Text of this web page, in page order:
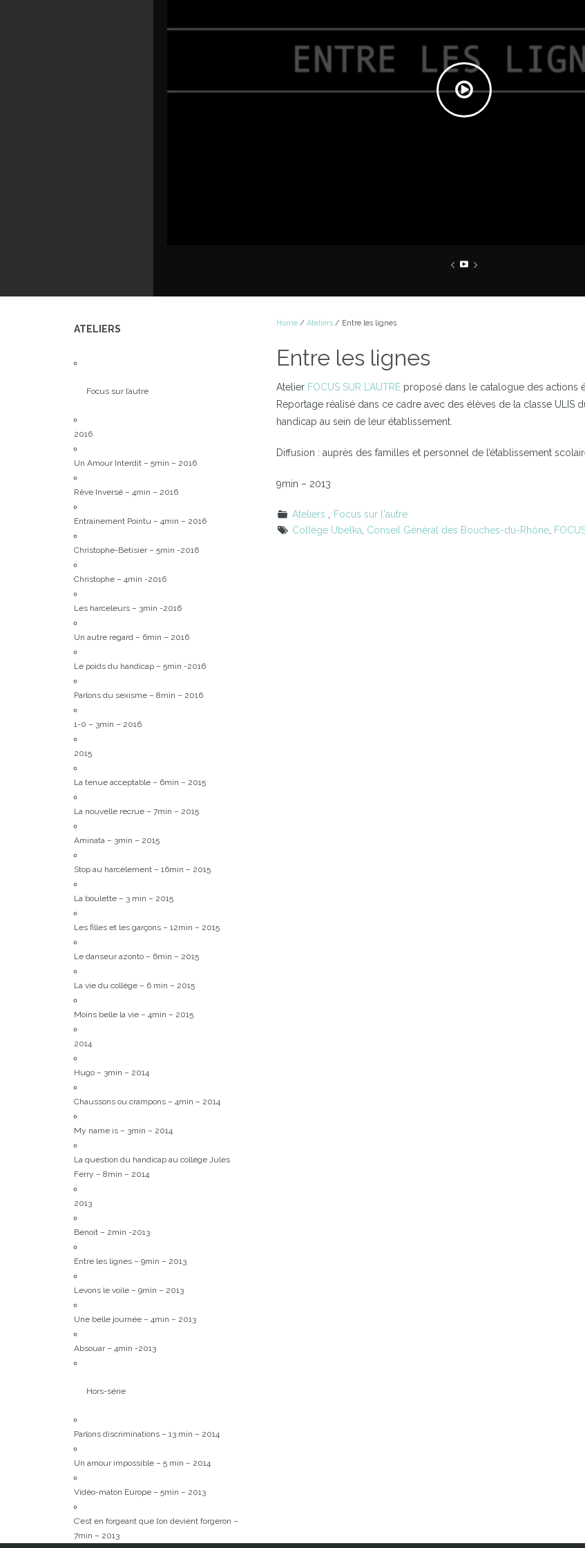
ATELIERS
Focus sur l’autre
2016
Un Amour Interdit – 5min – 2016
Rêve Inversé – 4min – 2016
Entrainement Pointu – 4min – 2016
Christophe-Betisier – 5min -2016
Christophe – 4min -2016
Les harceleurs – 3min -2016
Un autre regard – 6min – 2016
Le poids du handicap – 5min -2016
Parlons du sexisme – 8min – 2016
1-0 – 3min – 2016
2015
La tenue acceptable – 6min – 2015
La nouvelle recrue – 7min – 2015
Aminata – 3min – 2015
Stop au harcèlement – 16min – 2015
La boulette – 3 min – 2015
Les filles et les garçons – 12min – 2015
Le danseur azonto – 6min – 2015
La vie du collège – 6 min – 2015
Moins belle la vie – 4min – 2015
2014
Hugo – 3min – 2014
Chaussons ou crampons – 4min – 2014
My name is – 3min – 2014
La question du handicap au collège Jules
Ferry – 8min – 2014
2013
Benoit – 2min -2013
Entre les lignes – 9min – 2013
Levons le voile – 9min – 2013
Une belle journée – 4min – 2013
Absouar – 4min -2013
Hors-série
Parlons discriminations – 13 min – 2014
Un amour impossible – 5 min – 2014
Vidéo-maton Europe – 5min – 2013
C’est en forgeant que l’on devient forgeron –
7min – 2013
Home/ Ateliers/ Entre les lignes
Entre les lignes
Atelier FOCUS SUR L’AUTREproposé dans le catalogue des actions
Reportage réalisé dans ce cadre avec des élèves de la classe
handicap au sein de leur établissement.
Diffusion : auprès des familles et personnel de l’établissement
9min – 2013
Ateliers
Focus sur l'autre
Collège Ubelka Conseil Général des Bouches-du-Rhône